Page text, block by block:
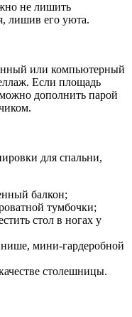
не лишить
лишив его уюта.
или компьютерный
Если площадь
дополнить парой
для спальни,
балкон;
тумбочки;
стол в ногах у
нише, мини-гардеробной
столешницы.